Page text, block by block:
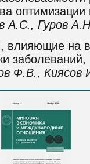
А.С., Гуров
влияющие на
Ф.В., Киясов